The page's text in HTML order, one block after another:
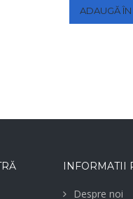
ADAUGĂ
INFORMATII
Despre noi